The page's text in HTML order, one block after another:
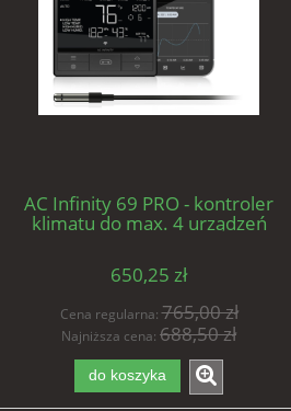
AC Infinity 69 PRO - kontroler
klimatu do max. 4 urządzeń
650,25 zł
Cena regularna:765,00 zł
Najniższa cena: 688,50 zł
do koszyka